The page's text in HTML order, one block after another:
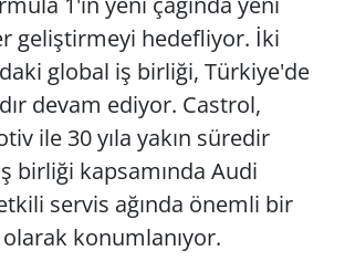
geliştirmeyi hedefliyor. İki
global iş birliği, Türkiye'de
devam ediyor. Castrol,
ile 30 yıla yakın süredir
birliği kapsamında Audi
servis ağında önemli bir
konumlanıyor.